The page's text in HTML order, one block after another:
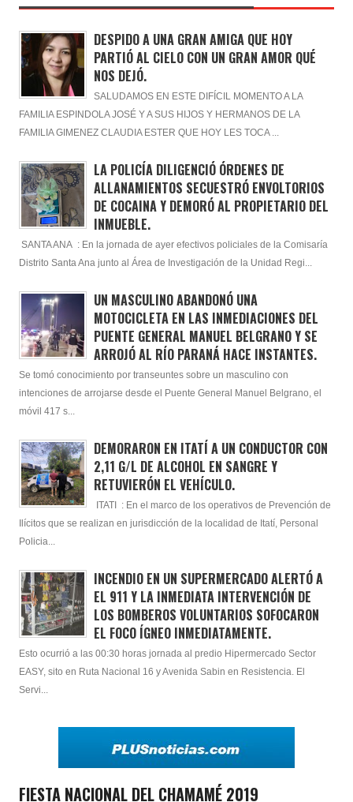
DESPIDO A UNA GRAN AMIGA QUE HOY
PARTIÓ AL CIELO CON UN GRAN AMOR QUÉ
NOS DEJÓ.
SALUDAMOS EN ESTE DIFÍCIL MOMENTO A LA
FAMILIA ESPINDOLA JOSÉ Y A SUS HIJOS Y HERMANOS DE LA
FAMILIA GIMENEZ CLAUDIA ESTER QUE HOY LES TOCA ...
LA POLICÍA DILIGENCIÓ ÓRDENES DE
ALLANAMIENTOS SECUESTRÓ ENVOLTORIOS
DE COCAINA Y DEMORÓ AL PROPIETARIO DEL
INMUEBLE.
SANTA ANA : En la jornada de ayer efectivos policiales de la Comisaría
Distrito Santa Ana junto al Área de Investigación de la Unidad Regi...
UN MASCULINO ABANDONÓ UNA
MOTOCICLETA EN LAS INMEDIACIONES DEL
PUENTE GENERAL MANUEL BELGRANO Y SE
ARROJÓ AL RÍO PARANÁ HACE INSTANTES.
Se tomó conocimiento por transeuntes sobre un masculino con
intenciones de arrojarse desde el Puente General Manuel Belgrano, el
móvil 417 s...
DEMORARON EN ITATÍ A UN CONDUCTOR CON
2,11 G/L DE ALCOHOL EN SANGRE Y
RETUVIERÓN EL VEHÍCULO.
ITATI : En el marco de los operativos de Prevención de
Ilícitos que se realizan en jurisdicción de la localidad de Itatí, Personal
Policia...
INCENDIO EN UN SUPERMERCADO ALERTÓ A
EL 911 Y LA INMEDIATA INTERVENCIÓN DE
LOS BOMBEROS VOLUNTARIOS SOFOCARON
EL FOCO ÍGNEO INMEDIATAMENTE.
Esto ocurrió a las 00:30 horas jornada al predio Hipermercado Sector
EASY, sito en Ruta Nacional 16 y Avenida Sabin en Resistencia. El
Servi...
FIESTA NACIONAL DEL CHAMAMÉ 2019